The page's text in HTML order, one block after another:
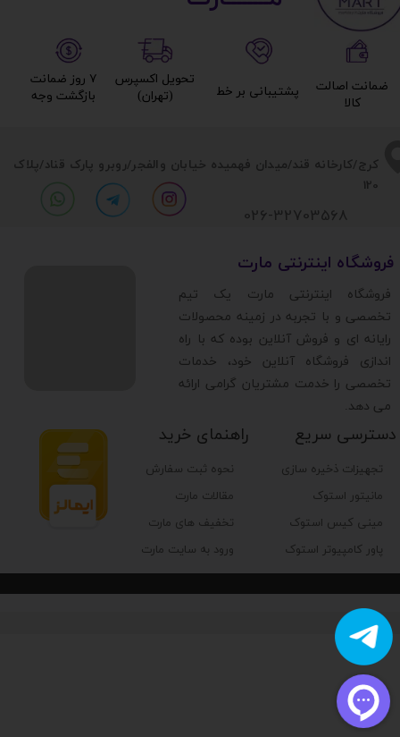
​​کرج/کارخانه قند/میدان فهمیده خیابان والفجر/روبرو پارک قناد/پلاک
120
تجهیزات ذخیره سازی
مانیتور استوک
مینی کیس استوک
پاور کامپیوتر استوک
دسترسی سریع راهنمای خرید
نحوه ثبت سفارش
مقالات مارت
تخفیف های مارت
ورود به سایت مارت
​فروشگاه اینترنتی مارت
​فروشگاه اینترنتی مارت یک تیم
تخصصی و با تجربه در زمینه محصولات
رایانه ای و فروش آنلاین بوده که با راه
اندازی فروشگاه آنلاین خود، خدمات
تخصصی را خدمت مشتریان گرامی ارائه
می دهد.
026-32703568
۷ روز ضمانت
بازگشت وجه​​​​​​​
تحویل اکسپرس
(تهران)​​​​​​​
پشتیبانی بر خط​​​​​​​
ضمانت اصالت
کالا​​​​​​​